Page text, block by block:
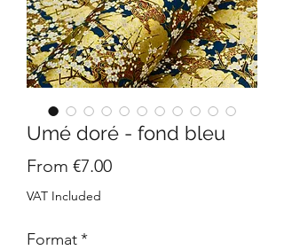
Umé doré - fond bleu
From €7.00Sale
VAT Included
Format*